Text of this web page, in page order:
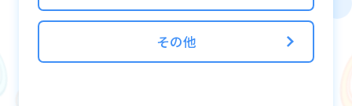
その他